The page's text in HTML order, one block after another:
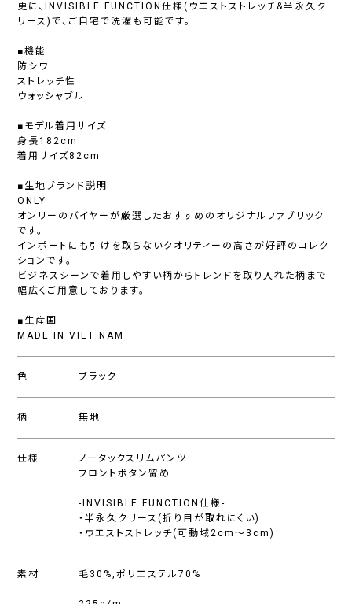
更に、INVISIBLE FUNCTION仕様(ウエストストレッチ&半永久ク
リース)で、ご自宅で洗濯も可能です。
■機能
防シワ
ストレッチ性
ウォッシャブル
■モデル着用サイズ
身長182cm
着用サイズ82cm
■生地ブランド説明
ONLY
オンリーのバイヤーが厳選したおすすめのオリジナルファブリック
です。
インポートにも引けを取らないクオリティーの高さが好評のコレク
ションです。
ビジネスシーンで着用しやすい柄からトレンドを取り入れた柄まで
幅広くご用意しております。
■生産国
MADE IN VIET NAM
色 ブラック
柄 無地
仕様
ノータックスリムパンツ
フロントボタン留め
-INVISIBLE FUNCTION仕様-
・半永久クリース(折り目が取れにくい)
・ウエストストレッチ(可動域2cm〜3cm)
素材 毛30%,ポリエステル70%